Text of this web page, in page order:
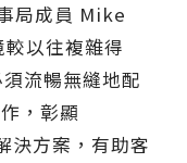
局成員 Mike
以往複雜得
流暢無縫地配
，彰顯
決方案，有助客